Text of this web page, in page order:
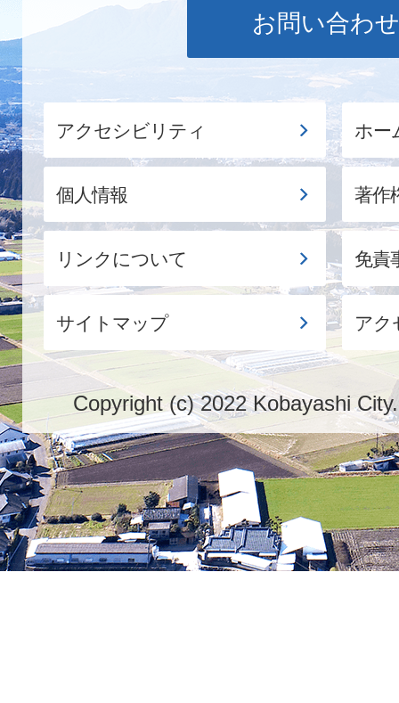
お問い合わせ
アクセシビリティ ホー
個人情報 著作
リンクについて 免責
サイトマップ アク
Copyright (c) 2022 Kobayashi